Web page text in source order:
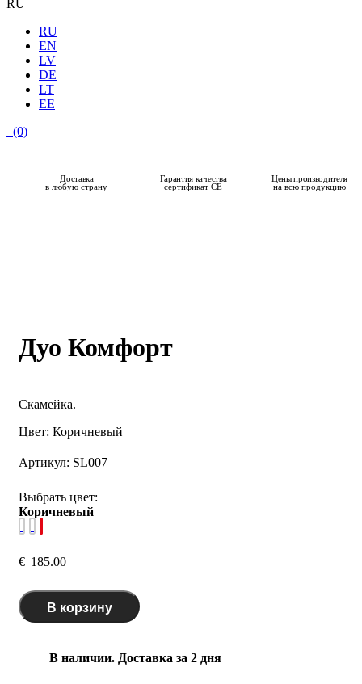
RU
RU
EN
LV
DE
LT
EE
(0)
Доставка
в любую страну
Гарантия качества
сертификат CE
Цены производителя
на всю продукцию
Дуо Комфорт
Скамейка.
Цвет: Коричневый
Артикул: SL007
Выбрать цвет:
Коричневый
€ 185.00
В корзину
В наличии. Доставка за 2 дня